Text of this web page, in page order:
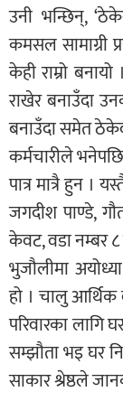
उनी भन्छिन्,
कमसल सामाग्री
केही राम्रो
राखेर बनाउँदा
बनाउँदा समेत
कर्मचारीले भनेपछि
पात्र मात्रै हुन ।
जगदीश पाण्डे,
केवट, वडा नम्बर
भुजौलीमा
हो । चालु आर्थिक
परिवारका लागि
सम्झौता भइ घर
साकार श्रेष्ठले